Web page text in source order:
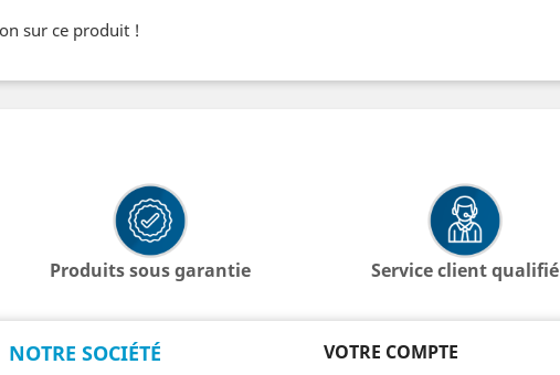
sur ce produit !
Produits sous garantie Service client qualifié
NOTRE SOCIÉTÉ VOTRE COMPTE